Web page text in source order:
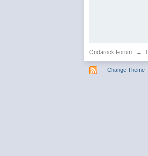
Ondarock Forum →
Change Theme